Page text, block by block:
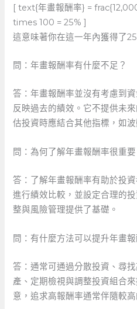
[ text{年畫報酬率} =
times 100 = 25% ]
這意味著你在這一年內獲得了
問：年畫報酬率有什麼不足？
答：年畫報酬率並沒有考慮到
反映過去的績效。它不提供未
估投資時應結合其他指標，如
問：為何了解年畫報酬率很重要
答：了解年畫報酬率有助於投
進行績效比較，並設定合理的
整與風險管理提供了基礎。
問：有什麼方法可以提升年畫報
答：通常可通過分散投資、尋
產、定期檢視與調整投資組合
意，追求高報酬率通常伴隨較高